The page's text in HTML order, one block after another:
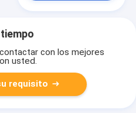
con los mejores
usted.
requisito